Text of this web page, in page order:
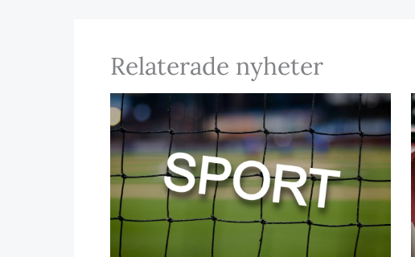
Relaterade nyheter